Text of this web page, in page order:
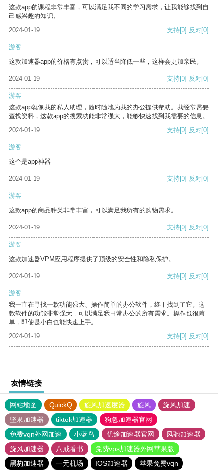
这款app的课程非常丰富，可以满足我不同的学习需求，让我能够找到自
己感兴趣的知识。
2024-01-19
支持[0] 反对[0]
游客
这款加速器app的价格有点贵，可以适当降低一些，这样会更加亲民。
2024-01-19 支持[0] 反对[0]
游客
这款app就像我的私人助理，随时随地为我的办公提供帮助。我经常需要
查找资料，这款app的搜索功能非常强大，能够快速找到我需要的信息。
2024-01-19
支持[0] 反对[0]
游客
这个是app神器
2024-01-19 支持[0] 反对[0]
游客
这款app的商品种类非常丰富，可以满足我所有的购物需求。
2024-01-19 支持[0] 反对[0]
游客
这款加速器VPM应用程序提供了顶级的安全性和隐私保护。
2024-01-19 支持[0] 反对[0]
游客
我一直在寻找一款功能强大、操作简单的办公软件，终于找到了它。这
款软件的功能非常强大，可以满足我日常办公的所有需求。操作也很简
单，即使是小白也能快速上手。
2024-01-19
支持[0] 反对[0]
友情链接
网站地图 QuickQ 旋风加速度器 旋风
旋风加速
坚果加速器
tiktok加速器
狗急加速器官网
免费vqn外网加速
小蓝鸟 优途加速器官网
风驰加速器
旋风加速器
八戒看书
免费vps加速器外网苹果版
黑豹加速器
一元机场 IOS加速器 苹果免费vqn